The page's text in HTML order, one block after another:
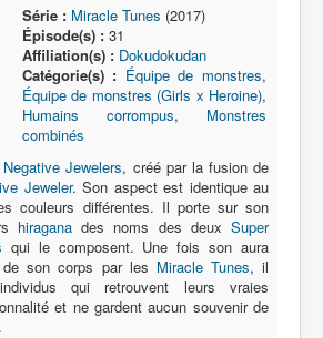
Série : Miracle Tunes (2017)
Épisode(s) :31
Affiliation(s) : Dokudokudan
Catégorie(s) : Équipe de monstres,
Équipe de monstres (Girls x Heroine),
Humains corrompus, Monstres
combinés
Negative Jewelers, créé par la fusion de
Jeweler. Son aspect est identique au
couleurs différentes. Il porte sur son
hiraganades noms des deux Super
qui le composent. Une fois son aura
de son corps par les Miracle Tunes, il
qui retrouvent leurs vraies
et ne gardent aucun souvenir de